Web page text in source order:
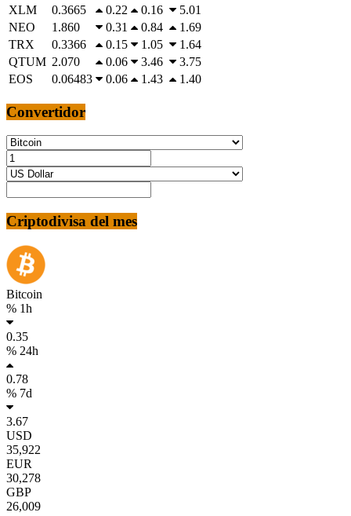
XLM
0.3665 0.22 0.16
5.01
NEO
1.860 0.31 0.84
1.69
TRX
0.3366 0.15 1.05
1.64
QTUM 2.070 0.06 3.46
3.75
EOS
0.06483 0.06 1.43 1.40
Convertidor
Criptodivisa del mes
Bitcoin
% 1h
0.35
% 24h
0.78
% 7d
3.67
USD
35,922
EUR
30,278
GBP
26,009